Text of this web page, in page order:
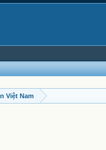
Việt Nam